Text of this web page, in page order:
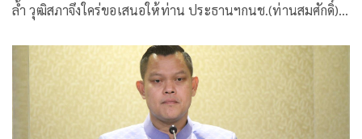
ล้ำ วุฒิสภาจึงใคร่ขอเสนอให้ท่าน ประธานฯกนช.(ท่านสมศักดิ์)
เกี่ยวข้องกับพื้นที่ เกษตรนอกเขตชลประทาน